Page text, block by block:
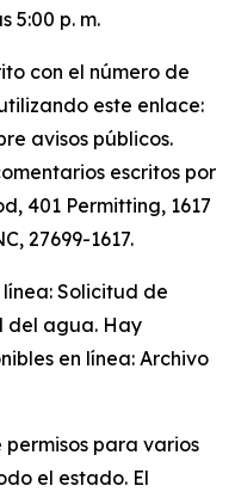
5:00 p. m.
con el número de
este enlace:
avisos públicos.
escritos por
401 Permitting, 1617
27699-1617.
Solicitud de
del agua. Hay
en línea: Archivo
permisos para varios
el estado. El